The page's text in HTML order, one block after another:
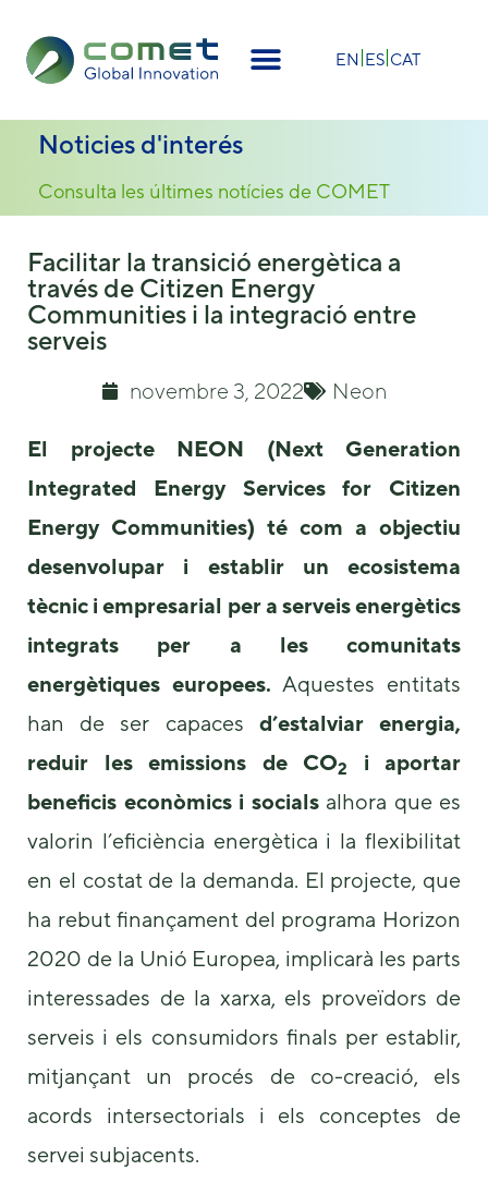
EN ES CAT
Noticies d'interés
Consulta les últimes notícies de COMET
Facilitar la transició energètica a
través de Citizen Energy
Communities i la integració entre
serveis
novembre 3, 2022 Neon
El projecte NEON (Next Generation
Integrated Energy Services for Citizen
Energy Communities) té com a objectiu
desenvolupar i establir un ecosistema
tècnic i empresarial per a serveis energètics
integrats per a les comunitats
energètiques europees. Aquestes entitats
han de ser capaces d’estalviar energia,
reduir les emissions de CO2
i aportar
beneficis econòmics i socialsalhora que es
valorin l’eficiència energètica i la flexibilitat
en el costat de la demanda. El projecte, que
ha rebut finançament del programa Horizon
2020 de la Unió Europea, implicarà les parts
interessades de la xarxa, els proveïdors de
serveis i els consumidors finals per establir,
mitjançant un procés de co-creació, els
acords intersectorials i els conceptes de
servei subjacents.
Necessary
These
not
They are
the website
to function.
Statistics
In order for
us to
improve the
website's
functionality
and
based on